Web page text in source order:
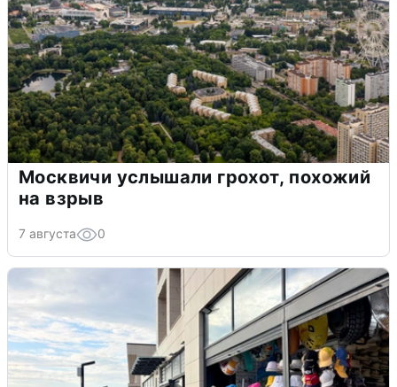
Москвичи услышали грохот, похожий
на взрыв
7 августа 0